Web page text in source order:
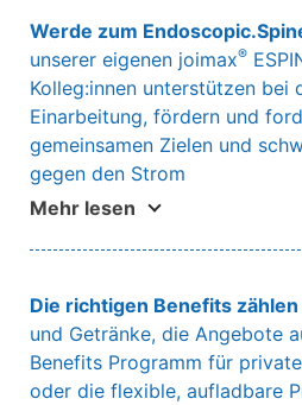
Werde zum
unserer eigenen joimax®
Kolleg:innen unterstützen bei
Einarbeitung, fördern und
gemeinsamen Zielen und
gegen den Strom
Mehr lesen
Die richtigen Benefits zählen
und Getränke, die Angebote
Benefits Programm für
oder die flexible, aufladbare